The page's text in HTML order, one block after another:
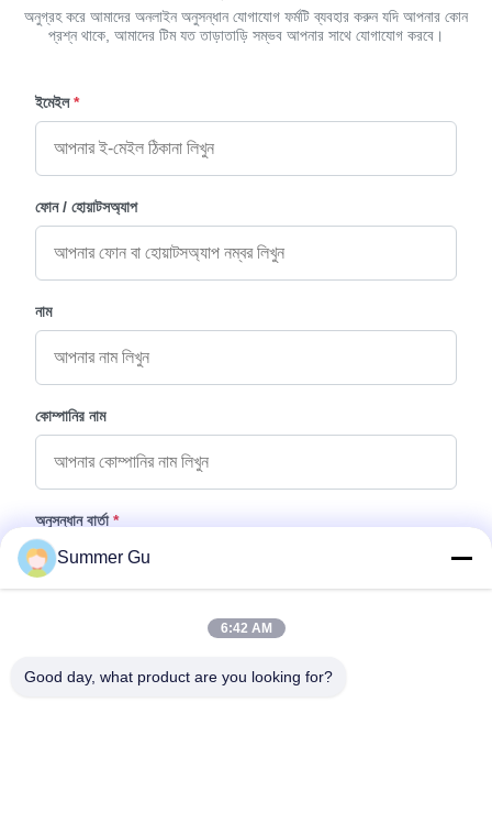
অনুগ্রহ করে আমাদের অনলাইন অনুসন্ধান যোগাযোগ ফর্মটি ব্যবহার করুন যদি আপনার কোন
প্রশ্ন থাকে, আমাদের টিম যত তাড়াতাড়ি সম্ভব আপনার সাথে যোগাযোগ করবে।
ইমেইল *
ফোন / হোয়াটসঅ্যাপ
নাম
কোম্পানির নাম
অনুসন্ধান বার্তা *
Summer Gu
6:42 AM
Good day, what product are you looking for?